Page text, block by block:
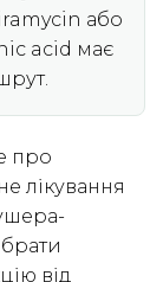
або
acid має
про
лікування
від